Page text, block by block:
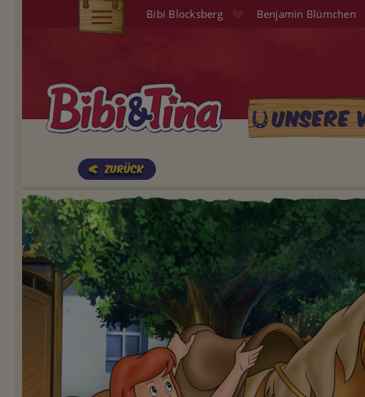
Elterninfo
Hörspiele
Audio (EN)
Bibi Blocksberg Benjamin Blümchen
Main
navigation
Unsere